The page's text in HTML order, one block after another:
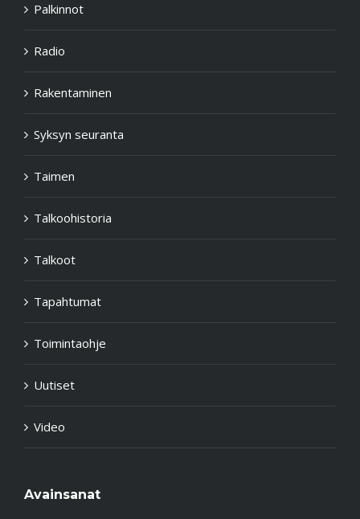
Palkinnot
Radio
Rakentaminen
Syksyn seuranta
Taimen
Talkoohistoria
Talkoot
Tapahtumat
Toimintaohje
Uutiset
Video
Avainsanat